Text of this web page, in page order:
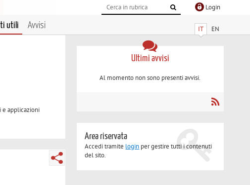
Login
IT EN
utili Avvisi
e applicazioni
Ultimi avvisi
Al momento non sono presenti avvisi.
Area riservata
Accedi tramite login per gestire tutti i contenuti
del sito.